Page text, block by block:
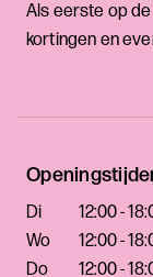
Als eerste op
kortingen en
Di
12:00 -
Wo
12:00 -
Do
12:00 -